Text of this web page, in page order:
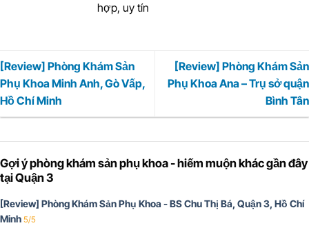
hợp, uy tín
[Review] Phòng Khám Sản
Phụ Khoa Minh Anh, Gò Vấp,
Hồ Chí Minh
[Review] Phòng Khám Sản
Phụ Khoa Ana – Trụ sở quận
Bình Tân
Gợi ý phòng khám sản phụ khoa - hiếm muộn khác gần đây
tại Quận 3
[Review] Phòng Khám Sản Phụ Khoa - BS Chu Thị Bá, Quận 3, Hồ Chí
Minh 5/5